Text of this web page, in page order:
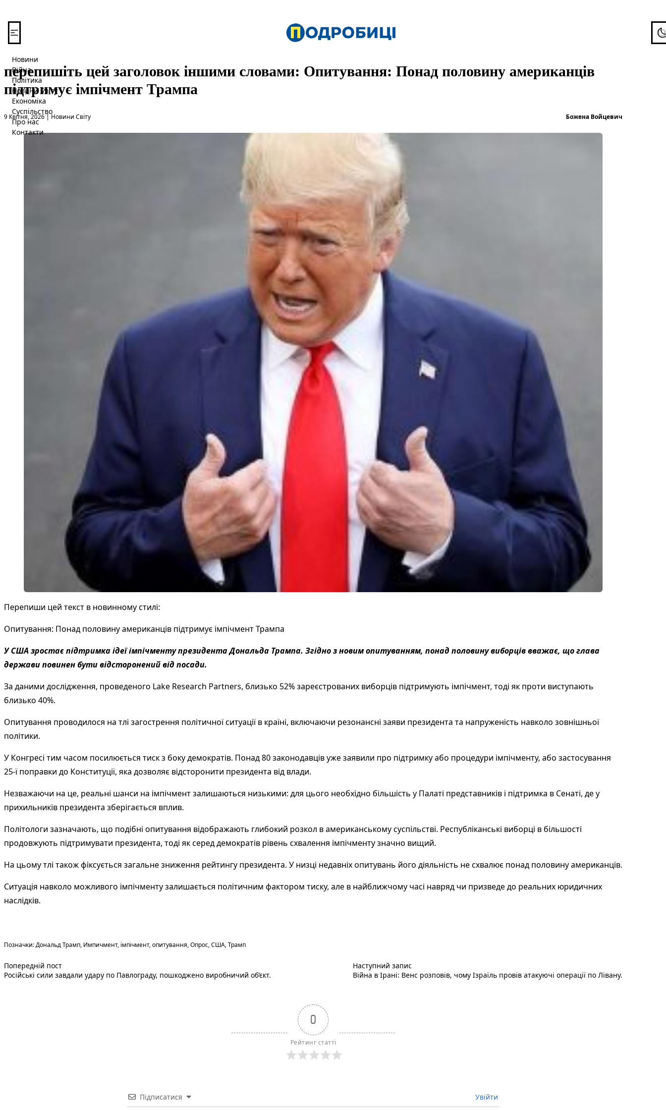
Новини
Війна
Політика
Новини Світу
Економіка
Суспільство
Про нас
Контакти
перепишіть цей заголовок іншими словами: Опитування: Понад половину американців
підтримує імпічмент Трампа
9 Квітня, 2026|
Опубліковано вНовини Світу Божена Войцевич
Перепиши цей текст в новинному стилі:
Опитування: Понад половину американців підтримує імпічмент Трампа
У США зростає підтримка ідеї імпічменту президента Дональда Трампа. Згідно з новим опитуванням, понад половину виборців вважає, що глава
держави повинен бути відсторонений від посади.
За даними дослідження, проведеного Lake Research Partners, близько 52% зареєстрованих виборців підтримують імпічмент, тоді як проти виступають
близько 40%.
Опитування проводилося на тлі загострення політичної ситуації в країні, включаючи резонансні заяви президента та напруженість навколо зовнішньої
політики.
У Конгресі тим часом посилюється тиск з боку демократів. Понад 80 законодавців уже заявили про підтримку або процедури імпічменту, або застосування
25-ї поправки до Конституції, яка дозволяє відсторонити президента від влади.
Незважаючи на це, реальні шанси на імпічмент залишаються низькими: для цього необхідно більшість у Палаті представників і підтримка в Сенаті, де у
прихильників президента зберігається вплив.
Політологи зазначають, що подібні опитування відображають глибокий розкол в американському суспільстві. Республіканські виборці в більшості
продовжують підтримувати президента, тоді як серед демократів рівень схвалення імпічменту значно вищий.
На цьому тлі також фіксується загальне зниження рейтингу президента. У низці недавніх опитувань його діяльність не схвалює понад половину американців.
Ситуація навколо можливого імпічменту залишається політичним фактором тиску, але в найближчому часі навряд чи призведе до реальних юридичних
наслідків.
Теги:
Позначки:Дональд Трамп, Импичмент, імпічмент,опитування,Опрос,США,Трамп
Навігація
записів
Попередній постПопередній запис:
Російські сили завдали удару по Павлограду, пошкоджено виробничий об’єкт.
Наступний записНаступний пост :
Війна в Ірані: Венс розповів, чому Ізраїль провів атакуючі операції по Лівану.
0
Рейтинг статті
Підписатися Увійти